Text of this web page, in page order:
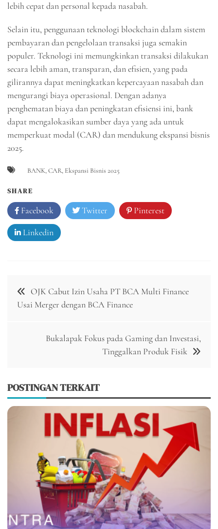
lebih cepat dan personal kepada nasabah.
Selain itu, penggunaan teknologi blockchain dalam sistem
pembayaran dan pengelolaan transaksi juga semakin
populer. Teknologi ini memungkinkan transaksi dilakukan
secara lebih aman, transparan, dan efisien, yang pada
gilirannya dapat meningkatkan kepercayaan nasabah dan
mengurangi biaya operasional. Dengan adanya
penghematan biaya dan peningkatan efisiensi ini, bank
dapat mengalokasikan sumber daya yang ada untuk
memperkuat modal (CAR) dan mendukung ekspansi bisnis
2025.
BANK,CAR, Ekspansi Bisnis 2025
SHARE
Facebook Twitter Pinterest
Linkedin
Navigasi
pos
OJK Cabut Izin Usaha PT BCA Multi Finance
Usai Merger dengan BCA Finance
Bukalapak Fokus pada Gaming dan Investasi,
Tinggalkan Produk Fisik
POSTINGAN TERKAIT